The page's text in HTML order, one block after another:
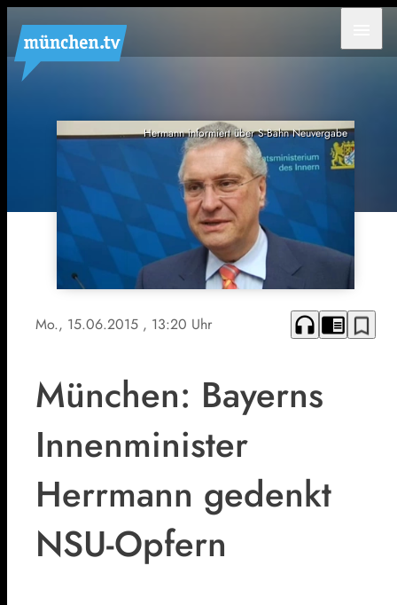
Hermann informiert über S-Bahn Neuvergabe
Mo., 15.06.2015 , 13:20 Uhr headphones chrome_reader_mode bookmark_border
München: Bayerns
Innenminister
Herrmann gedenkt
NSU-Opfern